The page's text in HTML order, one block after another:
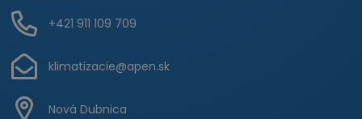
+421 911 109 709
klimatizacie@apen.sk
Nová Dubnica